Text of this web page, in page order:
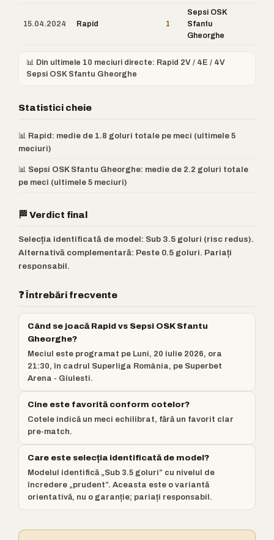
15.04.2024 Rapid 1
Sepsi OSK
Sfantu
Gheorghe
📊 Din ultimele 10 meciuri directe: Rapid 2V / 4E / 4V
Sepsi OSK Sfantu Gheorghe
Statistici cheie
📊 Rapid: medie de 1.8 goluri totale pe meci (ultimele 5
meciuri)
📊 Sepsi OSK Sfantu Gheorghe: medie de 2.2 goluri totale
pe meci (ultimele 5 meciuri)
🏁 Verdict final
Selecția identificată de model: Sub 3.5 goluri (risc redus).
Alternativă complementară: Peste 0.5 goluri. Pariați
responsabil.
❓ Întrebări frecvente
Când se joacă Rapid vs Sepsi OSK Sfantu
Gheorghe?
Meciul este programat pe Luni, 20 iulie 2026, ora
21:30, în cadrul Superliga România, pe Superbet
Arena - Giulesti.
Cine este favorită conform cotelor?
Cotele indică un meci echilibrat, fără un favorit clar
pre-match.
Care este selecția identificată de model?
Modelul identifică „Sub 3.5 goluri” cu nivelul de
încredere „prudent”. Aceasta este o variantă
orientativă, nu o garanție; pariați responsabil.